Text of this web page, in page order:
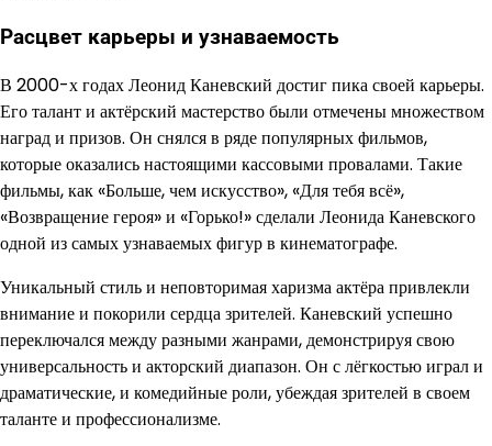
Расцвет карьеры и узнаваемость
В 2000-х годах Леонид Каневский достиг пика своей карьеры.
Его талант и актёрский мастерство были отмечены множеством
наград и призов. Он снялся в ряде популярных фильмов,
которые оказались настоящими кассовыми провалами. Такие
фильмы, как «Больше, чем искусство», «Для тебя всё»,
«Возвращение героя» и «Горько!» сделали Леонида Каневского
одной из самых узнаваемых фигур в кинематографе.
Уникальный стиль и неповторимая харизма актёра привлекли
внимание и покорили сердца зрителей. Каневский успешно
переключался между разными жанрами, демонстрируя свою
универсальность и акторский диапазон. Он с лёгкостью играл и
драматические, и комедийные роли, убеждая зрителей в своем
таланте и профессионализме.